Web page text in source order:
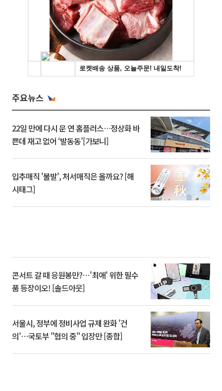
주요뉴스
22일 만에 다시 문 연 홈플러스…정상화 바
쁜데 재고 없어 ‘발동동’[가보니]
입추매직 '불발', 처서매직은 올까요? [해
시태그]
콘서트 갈 때 응원봉만?⋯'최애' 위한 필수
품 등장이오! [솔드아웃]
서울시, 정부에 정비사업 규제 완화 '건
의'⋯국토부 "협의 중" 입장만 [종합]